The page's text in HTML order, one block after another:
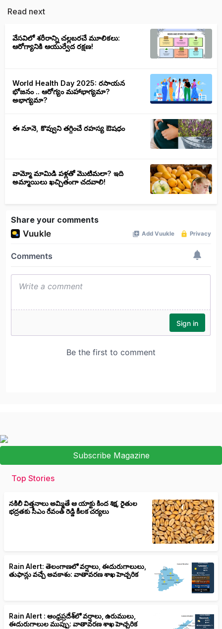
Read next
వేసవిలో శరీరాన్ని చల్లబరచే మూలికలు:
ఆరోగ్యానికి ఆయుర్వేద రక్షణ!
World Health Day 2025: రసాయన
భోజనం .. ఆరోగ్యం మహాభాగ్యమా?
అభాగ్యమా?
ఈ నూనె, కొవ్వుని తగ్గించే రహస్య ఔషధం
వామ్మో మామిడి పళ్లతో మొటిమలా? ఇది
అమ్మాయిలు ఖచ్చితంగా చదవాలి!
Share your comments
Subscribe Magazine
Top Stories
నకిలీ విత్తనాలు అమ్మితే ఆ యాక్టు కింద శిక్ష, రైతుల
భద్రతకు సీఎం రేవంత్ రెడ్డి కీలక చర్యలు
Rain Alert: తెలంగాణలో వర్షాలు, ఈదురుగాలులు,
తుఫాన్లు వచ్చే అవకాశం: వాతావరణ శాఖ హెచ్చరిక
Rain Alert : ఆంధ్రప్రదేశ్‌లో వర్షాలు, ఉరుములు,
ఈదురుగాలుల ముప్పు: వాతావరణ శాఖ హెచ్చరిక